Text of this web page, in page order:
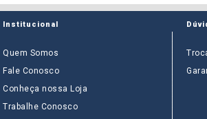
Institucional
Quem Somos
Fale Conosco
Conheça nossa Loja
Trabalhe Conosco